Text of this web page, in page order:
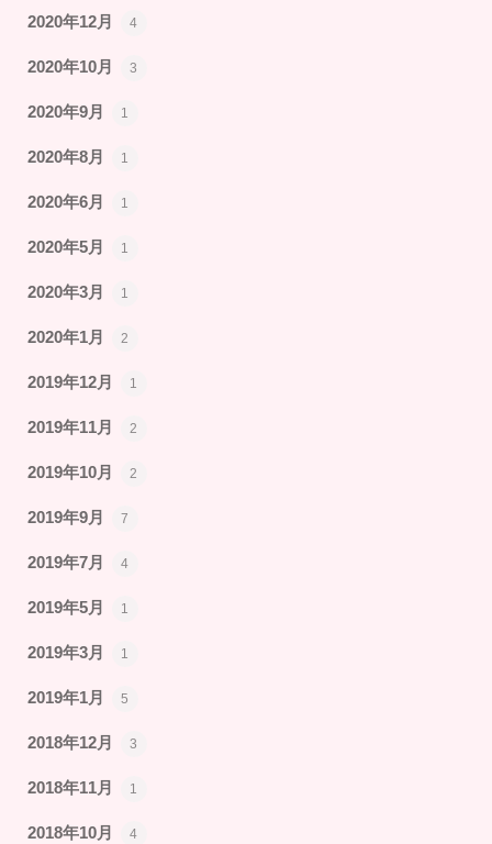
2020年12月 4
2020年10月 3
2020年9月 1
2020年8月 1
2020年6月 1
2020年5月 1
2020年3月 1
2020年1月 2
2019年12月 1
2019年11月 2
2019年10月 2
2019年9月 7
2019年7月 4
2019年5月 1
2019年3月 1
2019年1月 5
2018年12月 3
2018年11月 1
2018年10月 4